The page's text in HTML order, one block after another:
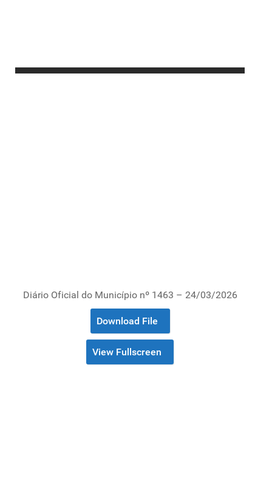
Diário Oficial do Município nº 1463 – 24/03/2026
Download File
View Fullscreen